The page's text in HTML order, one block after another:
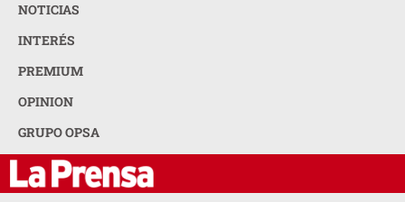
NOTICIAS
INTERÉS
PREMIUM
OPINION
GRUPO OPSA